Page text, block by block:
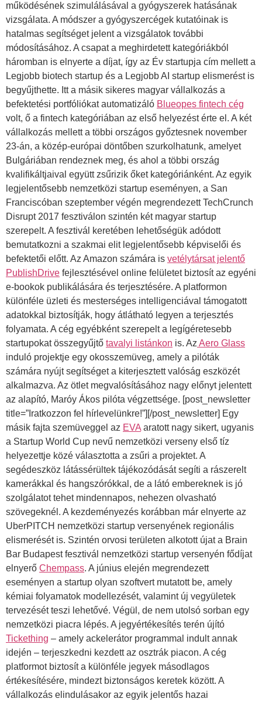
működésének szimulálásával a gyógyszerek hatásának
vizsgálata. A módszer a gyógyszercégek kutatóinak is
hatalmas segítséget jelent a vizsgálatok további
módosításához. A csapat a meghirdetett kategóriákból
háromban is elnyerte a díjat, így az Év startupja cím mellett a
Legjobb biotech startup és a Legjobb AI startup elismerést is
begyűjthette. Itt a másik sikeres magyar vállalkozás a
befektetési portfóliókat automatizáló Blueopes fintech cég
volt, ő a fintech kategóriában az első helyezést érte el. A két
vállalkozás mellett a többi országos győztesnek november
23-án, a közép-európai döntőben szurkolhatunk, amelyet
Bulgáriában rendeznek meg, és ahol a többi ország
kvalifikáltjaival együtt zsűrizik őket kategóriánként. Az egyik
legjelentősebb nemzetközi startup eseményen, a San
Franciscóban szeptember végén megrendezett TechCrunch
Disrupt 2017 fesztiválon szintén két magyar startup
szerepelt. A fesztivál keretében lehetőségük adódott
bemutatkozni a szakmai elit legjelentősebb képviselői és
befektetői előtt. Az Amazon számára is vetélytársat jelentő
PublishDrive fejlesztésével online felületet biztosít az egyéni
e-bookok publikálására és terjesztésére. A platformon
különféle üzleti és mesterséges intelligenciával támogatott
adatokkal biztosítják, hogy átlátható legyen a terjesztés
folyamata. A cég egyébként szerepelt a legígéretesebb
startupokat összegyűjtő tavalyi listánkon is. Az Aero Glass
induló projektje egy okosszemüveg, amely a pilóták
számára nyújt segítséget a kiterjesztett valóság eszközét
alkalmazva. Az ötlet megvalósításához nagy előnyt jelentett
az alapító, Maróy Ákos pilóta végzettsége. [post_newsletter
title=”Iratkozzon fel hírlevelünkre!”][/post_newsletter] Egy
másik fajta szemüveggel az EVA aratott nagy sikert, ugyanis
a Startup World Cup nevű nemzetközi verseny első tíz
helyezettje közé választotta a zsűri a projektet. A
segédeszköz látássérültek tájékozódását segíti a rászerelt
kamerákkal és hangszórókkal, de a látó embereknek is jó
szolgálatot tehet mindennapos, nehezen olvasható
szövegeknél. A kezdeményezés korábban már elnyerte az
UberPITCH nemzetközi startup versenyének regionális
elismerését is. Szintén orvosi területen alkotott újat a Brain
Bar Budapest fesztivál nemzetközi startup versenyén fődíjat
elnyerő Chempass. A június elején megrendezett
eseményen a startup olyan szoftvert mutatott be, amely
kémiai folyamatok modellezését, valamint új vegyületek
tervezését teszi lehetővé. Végül, de nem utolsó sorban egy
nemzetközi piacra lépés. A jegyértékesítés terén újító
Tickething – amely ackelerátor programmal indult annak
idején – terjeszkedni kezdett az osztrák piacon. A cég
platformot biztosít a különféle jegyek másodlagos
értékesítésére, mindezt biztonságos keretek között. A
vállalkozás elindulásakor az egyik jelentős hazai